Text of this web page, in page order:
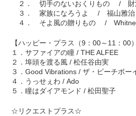
２． 切手のないおくりもの / 財
３． 家族になろうよ / 福山雅治
４． そよ風の贈りもの /
【ハッピー・プラス（9：00～11：00）
１．サファイアの瞳 / THE ALFEE
２．埠頭を渡る風 / 松任谷由実
３．Good Vibrations / ザ・ビーチボー
４．うっせぇわ / Ado
５．瞳はダイアモンド / 松田聖子
☆リクエストプラス☆